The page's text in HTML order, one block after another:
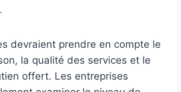
devraient prendre en compte le
la qualité des services et le
offert. Les entreprises